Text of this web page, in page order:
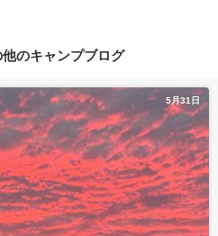
のキャンプブログ
5月31日